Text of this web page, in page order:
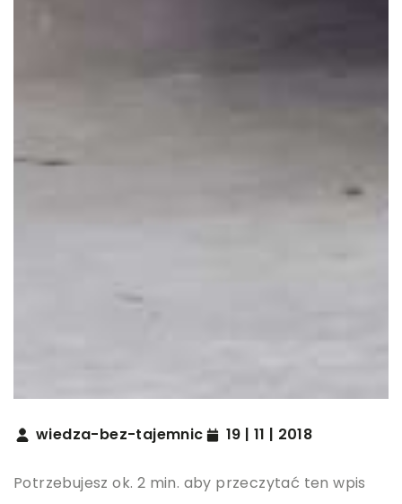
wiedza-bez-tajemnic 19 | 11 | 2018
Potrzebujesz ok. 2 min. aby przeczytać ten wpis